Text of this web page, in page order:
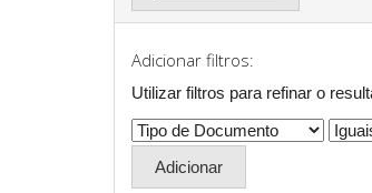
Adicionar filtros:
Utilizar filtros para refinar o